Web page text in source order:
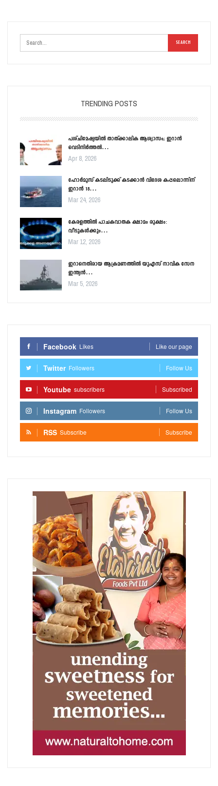
TRENDING POSTS
പശ്ചിമേഷ്യയിൽ താത്ക്കാലിക ആശ്വാസം; ഇറാൻ
വെടിനിർത്തൽ…
Apr 8, 2026
ഹോർമൂസ് കടലിടുക്ക് കടക്കാൻ വിദേശ കപ്പലൊന്നിന്
ഇറാൻ 18…
Mar 24, 2026
കേരളത്തിൽ പാചകവാതക ക്ഷാമം രൂക്ഷം:
വീടുകൾക്കും…
Mar 12, 2026
ഇറാനെതിരായ ആക്രമണത്തിൽ യുഎസ് നാവിക സേന
ഇന്ത്യൻ…
Mar 5, 2026
Facebook Likes Like our page
Twitter Followers Follow Us
Youtube subscribers Subscribed
Instagram Followers Follow Us
RSS Subscribe Subscribe